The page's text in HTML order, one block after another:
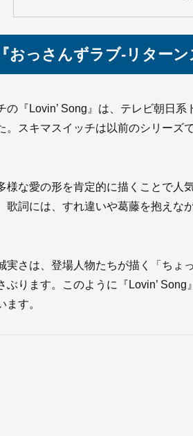
おっさんずラブ‑リター
の『Lovin’ Song』は、テレビ朝日
。スキマスイッチは以前のシリーズ
様な愛の形を肯定的に描くことで人
歌詞には、すれ違いや葛藤を抱えな
実さは、登場人物たちが描く「ちょ
ぶります。このように『Lovin’
ます。